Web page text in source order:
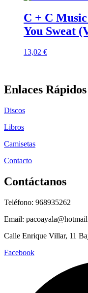
C + C
You Sweat
13,02 €
Enlaces Rápidos
Discos
Libros
Camisetas
Contacto
Contáctanos
Teléfono: 968935262
Email:
Calle Enrique Villar, 11
Facebook